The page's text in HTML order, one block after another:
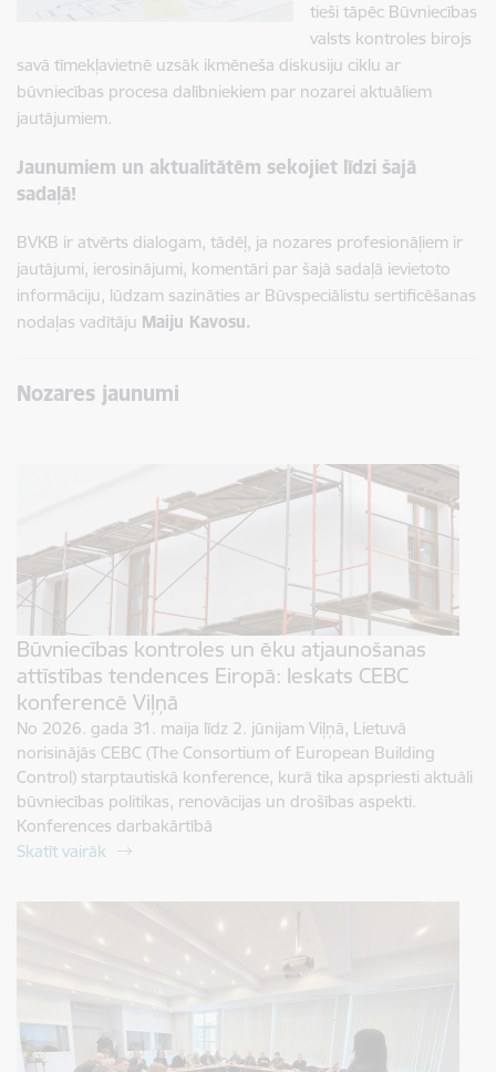
tieši tāpēc Būvniecības
valsts kontroles birojs
savā tīmekļavietnē uzsāk ikmēneša diskusiju ciklu ar
būvniecības procesa dalībniekiem par nozarei aktuāliem
jautājumiem.
Jaunumiem un aktualitātēm sekojiet līdzi šajā
sadaļā!
BVKB ir atvērts dialogam, tādēļ, ja nozares profesionāļiem ir
jautājumi, ierosinājumi, komentāri par šajā sadaļā ievietoto
informāciju, lūdzam sazināties ar Būvspeciālistu sertificēšanas
nodaļas vadītāju Maiju Kavosu.
Nozares jaunumi
Būvniecības kontroles un ēku atjaunošanas
attīstības tendences Eiropā: Ieskats CEBC
konferencē Viļņā
No 2026. gada 31. maija līdz 2. jūnijam Viļņā, Lietuvā
norisinājās CEBC (The Consortium of European Building
Control) starptautiskā konference, kurā tika apspriesti aktuāli
būvniecības politikas, renovācijas un drošības aspekti.
Konferences darbakārtībā
Skatīt vairāk